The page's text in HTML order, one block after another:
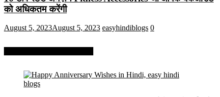
को अधिकतम करेंगी
August 5, 2023August 5, 2023 easyhindiblogs 0